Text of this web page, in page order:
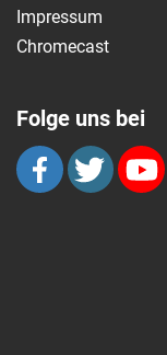
Impressum
Chromecast
Folge uns bei